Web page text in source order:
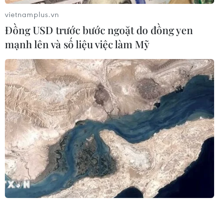
Thổ Nhĩ Kỳ bắt gần 20 phi công quân sự
liên quan Giáo sỹ Gulen
30/10/2016 23:40
Giới chức Thổ Nhĩ Kỳ đã bắt giữ gần 20 phi công quân
sự với cáo buộc tham gia mạng lưới của Giáo sỹ
Fethullah Gulen, người hiện đang sống lưu vong tại Mỹ.
vietnamplus.vn
Đồng USD trước bước ngoặt do đồng yen
mạnh lên và số liệu việc làm Mỹ